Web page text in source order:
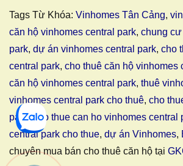
Tags Từ Khóa: Vinhomes Tân Cảng,
căn hộ vinhomes central park, chung cư
park, dự án vinhomes central park, cho
central park, cho thuê căn hộ vinhomes
căn hộ vinhomes central park, thuê
vinhomes central park cho thuê, cho
park,cho thue can ho vinhomes central
central park cho thue, dự án Vinhomes,
chuyên mua bán cho thuê căn hộ tại